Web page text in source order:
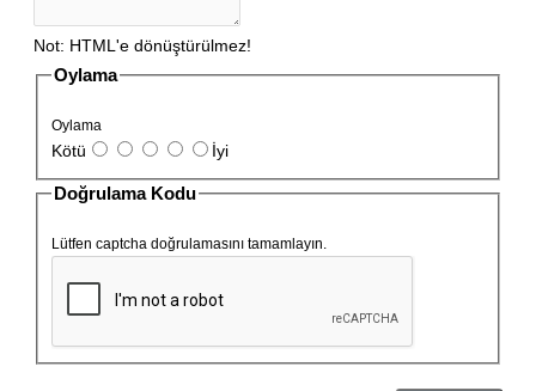
Not: HTML'e dönüştürülmez!
Oylama
Oylama
Kötü İyi
Doğrulama Kodu
Lütfen captcha doğrulamasını tamamlayın.